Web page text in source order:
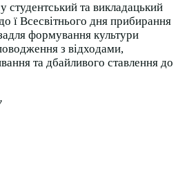
студентський та викладацький
ї Всесвітнього дня прибирання
формування культури
з відходами,
та дбайливого ставлення до